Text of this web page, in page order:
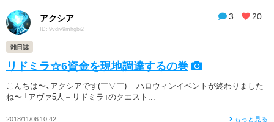
3 20
アクシア
ID: 9vdiv9mhgbi2
雑日誌
リドミラ☆6資金を現地調達するの巻
こんちは〜、アクシアです(￣▽￣)ゞ ハロウィンイベントが終わりました
ね〜 「アヴァ5人＋リドミラ」のクエスト...
2018/11/06 10:42 もっと見る